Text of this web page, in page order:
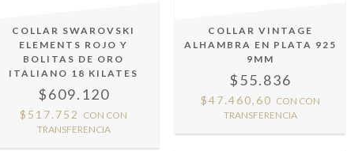
COLLAR SWAROVSKI
ELEMENTS ROJO Y
BOLITAS DE ORO
ITALIANO 18 KILATES
$609.120
$517.752 CON CON
TRANSFERENCIA
COLLAR VINTAGE
ALHAMBRA EN PLATA 925
9MM
$55.836
$47.460,60 CON CON
TRANSFERENCIA